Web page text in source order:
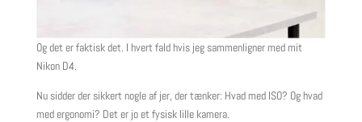
Og det er faktisk det. I hvert fald hvis jeg sammenligner med mit
Nikon D4.
Nu sidder der sikkert nogle af jer, der tænker: Hvad med ISO? Og hvad
med ergonomi? Det er jo et fysisk lille kamera.